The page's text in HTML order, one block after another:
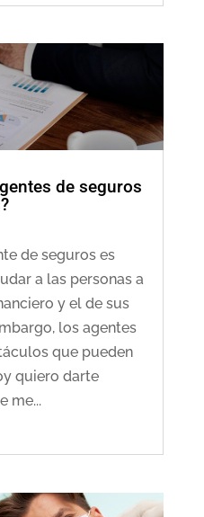
de seguros
de seguros es
a las personas a
y el de sus
los agentes
que pueden
quiero darte
me...